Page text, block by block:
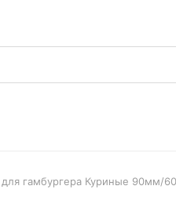
для гамбургера Куриные 90мм/